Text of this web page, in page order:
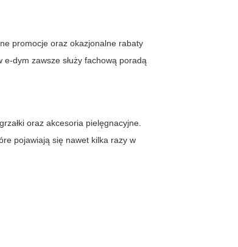
promocje oraz okazjonalne rabaty
e-dym zawsze służy fachową poradą
oraz akcesoria pielęgnacyjne.
pojawiają się nawet kilka razy w